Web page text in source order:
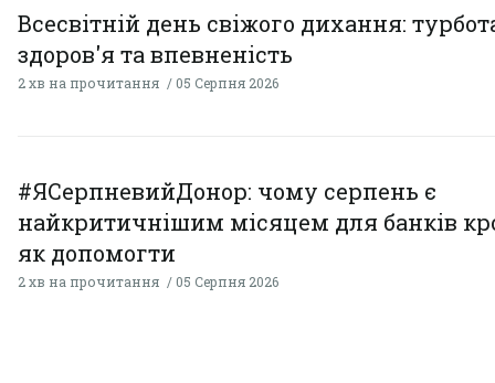
Всесвітній день свіжого дихання:
здоров'я та впевненість
2 хв на прочитання 05 Серпня 2026
#ЯСерпневийДонор: чому серпень є
найкритичнішим місяцем для банків
як допомогти
2 хв на прочитання 05 Серпня 2026